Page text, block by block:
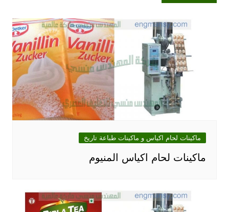
ماكينات لحام اكياس و ماكينات طباعة تاريخ
ماكينات لحام اكياس المنيوم